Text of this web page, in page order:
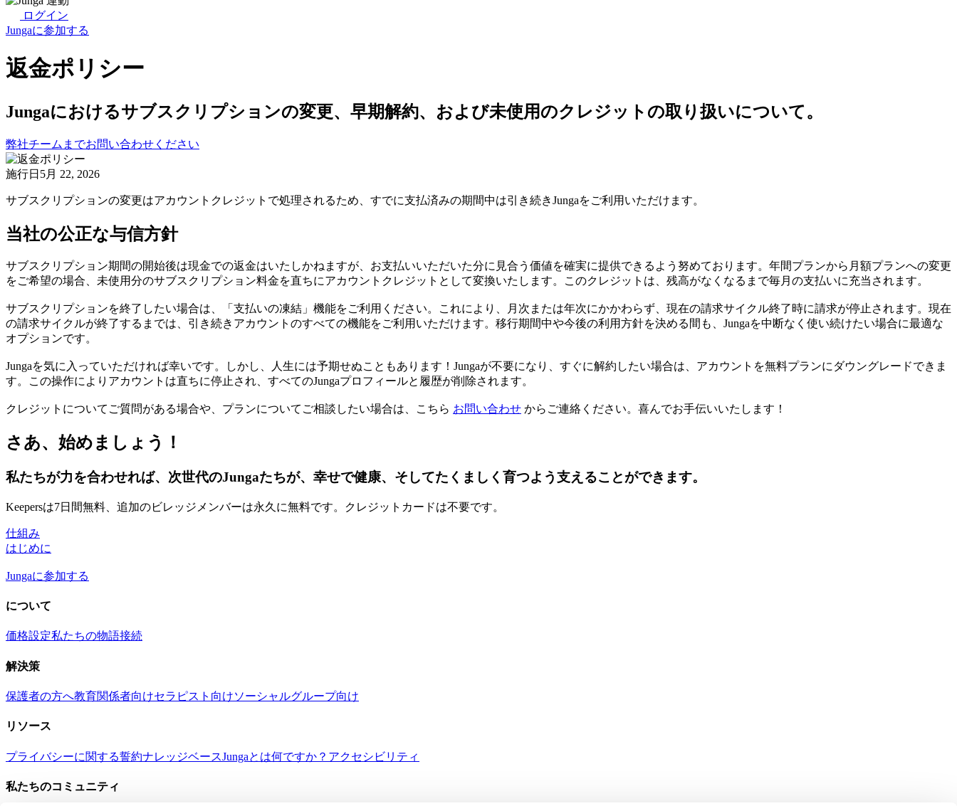
ログイン
Jungaに参加する
返金ポリシー
Jungaにおけるサブスクリプションの変更、早期解約、および未使用のクレジットの取り扱いについて。
弊社チームまでお問い合わせください
施行日 5月 22, 2026
サブスクリプションの変更はアカウントクレジットで処理されるため、すでに支払済みの期間中は引き続きJungaをご利用いただけます。
当社の公正な与信方針
サブスクリプション期間の開始後は現金での返金はいたしかねますが、お支払いいただいた分に見合う価値を確実に提供できるよう努めております。年間プランから月額プランへの変更
をご希望の場合、未使用分のサブスクリプション料金を直ちにアカウントクレジットとして変換いたします。このクレジットは、残高がなくなるまで毎月の支払いに充当されます。
サブスクリプションを終了したい場合は、「支払いの凍結」機能をご利用ください。これにより、月次または年次にかかわらず、現在の請求サイクル終了時に請求が停止されます。現在
の請求サイクルが終了するまでは、引き続きアカウントのすべての機能をご利用いただけます。移行期間中や今後の利用方針を決める間も、Jungaを中断なく使い続けたい場合に最適な
オプションです。
Jungaを気に入っていただければ幸いです。しかし、人生には予期せぬこともあります！Jungaが不要になり、すぐに解約したい場合は、アカウントを無料プランにダウングレードできま
す。この操作によりアカウントは直ちに停止され、すべてのJungaプロフィールと履歴が削除されます。
クレジットについてご質問がある場合や、プランについてご相談したい場合は、こちら お問い合わせ からご連絡ください。喜んでお手伝いいたします！
さあ、始めましょう！
私たちが力を合わせれば、次世代のJungaたちが、幸せで健康、そしてたくましく育つよう支えることができます。
Keepersは7日間無料、追加のビレッジメンバーは永久に無料です。クレジットカードは不要です。
仕組み
はじめに
Jungaに参加する
について
価格設定私たちの物語接続
解決策
保護者の方へ教育関係者向けセラピスト向けソーシャルグループ向け
リソース
プライバシーに関する誓約ナレッジベースJungaとは何ですか？ アクセシビリティ
私たちのコミュニティ